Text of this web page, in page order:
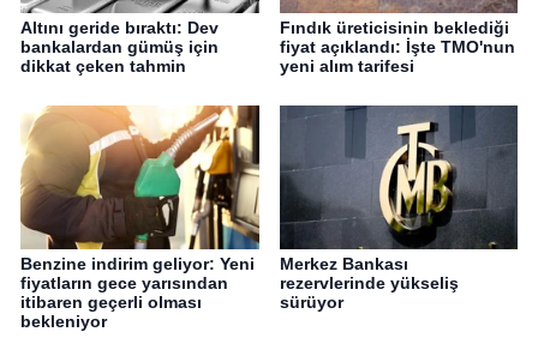
Altını geride bıraktı: Dev
bankalardan gümüş için
dikkat çeken tahmin
Fındık üreticisinin beklediği
fiyat açıklandı: İşte TMO'nun
yeni alım tarifesi
Benzine indirim geliyor: Yeni
fiyatların gece yarısından
itibaren geçerli olması
bekleniyor
Merkez Bankası
rezervlerinde yükseliş
sürüyor